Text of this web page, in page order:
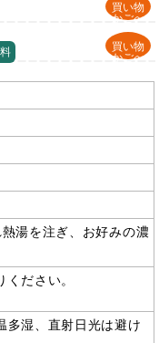
買い物
かごへ
買い物
かごへ
湯を注ぎ、お好みの濃
ださい。
多湿、直射日光は避け